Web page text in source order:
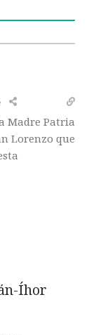
Madre Patria
Lorenzo que
Íhor